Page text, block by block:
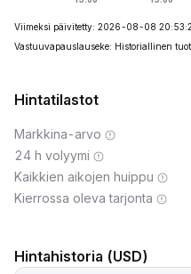
Viimeksi päivitetty: 2026-08-08
Vastuuvapauslauseke: Historiallinen
Hintatilastot
Markkina-arvo
24 h volyymi
Kaikkien aikojen huippu
Kierrossa oleva tarjonta
Hintahistoria (USD)